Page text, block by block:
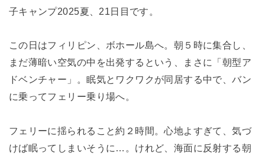
子キャンプ2025夏、21日目です。
この日はフィリピン、ボホール島へ。朝５時に集合し、
まだ薄暗い空気の中を出発するという、まさに「朝型ア
ドベンチャー」。眠気とワクワクが同居する中で、バン
に乗ってフェリー乗り場へ。
フェリーに揺られること約２時間。心地よすぎて、気づ
けば眠ってしまいそうに…。けれど、海面に反射する朝